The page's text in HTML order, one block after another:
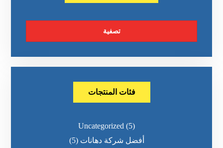
تصفية
فئات المنتجات
Uncategorized (5)
أفضل شركة دهانات (5)